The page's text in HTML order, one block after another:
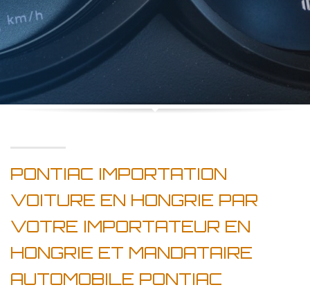
PONTIAC IMPORTATION
VOITURE EN HONGRIE PAR
VOTRE IMPORTATEUR EN
HONGRIE ET MANDATAIRE
AUTOMOBILE PONTIAC